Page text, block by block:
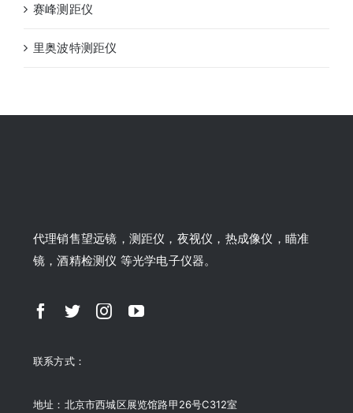
赛峰测距仪
里奥波特测距仪
代理销售望远镜，测距仪，夜视仪，热成像仪，瞄准
镜，酒精检测仪 等光学电子仪器。
联系方式：
地址：北京市西城区展览馆路甲26号C312室